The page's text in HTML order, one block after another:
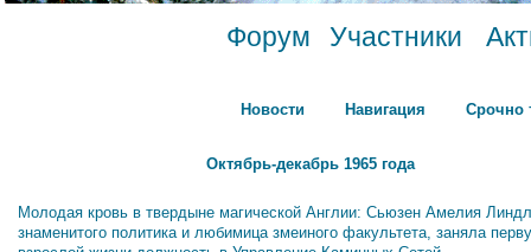
Форум Участники
Новости Навигация Срочно
Октябрь-декабрь 1965 года
Молодая кровь в твердыне магической Англии: Сьюзен Амелия
знаменитого политика и любимица змеиного факультета, заняла